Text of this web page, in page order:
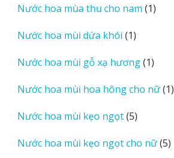
phẩm
Nước hoa mùa thu cho nam 11
Nước hoa mùi dứa khói 11
phẩm
Nước hoa mùi gỗ xạ hương 11
phẩm
Nước hoa mùi hoa hông cho nữ 11
Nước hoa mùi kẹo ngọt 55
phẩm
Nước hoa mùi kẹo ngọt cho nữ 55